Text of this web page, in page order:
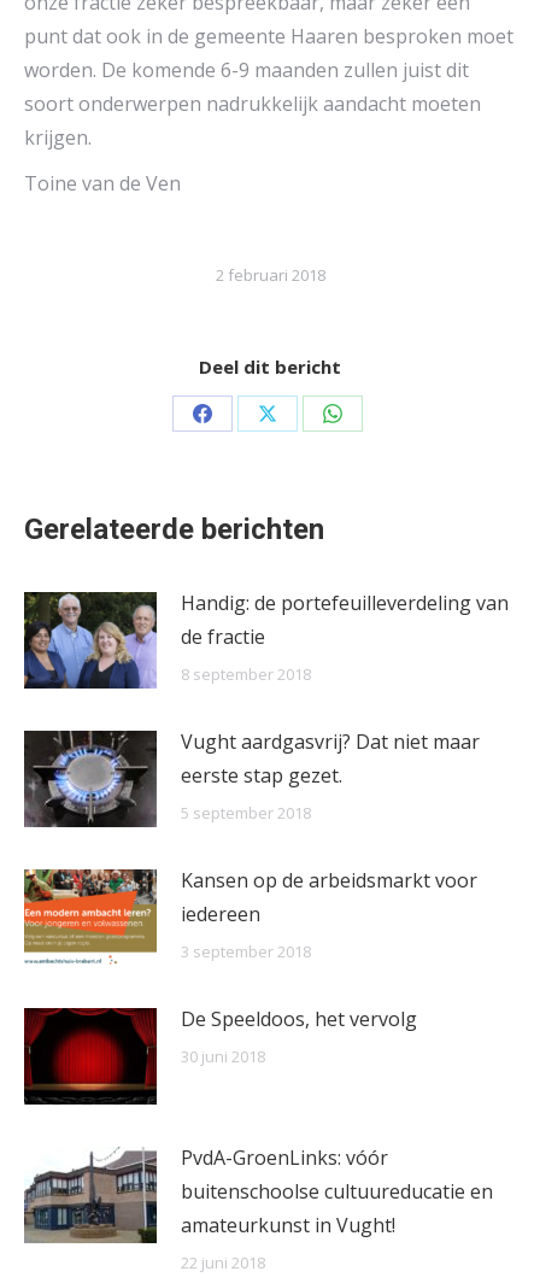
punt dat ook in de gemeente Haaren besproken moet
worden. De komende 6-9 maanden zullen juist dit
soort onderwerpen nadrukkelijk aandacht moeten
krijgen.
Toine van de Ven
2 februari 2018
Deel dit bericht
Share Share Share
Gerelateerde berichten
Handig: de portefeuilleverdeling van
de fractie
8 september 2018
Vught aardgasvrij? Dat niet maar
eerste stap gezet.
5 september 2018
Kansen op de arbeidsmarkt voor
iedereen
3 september 2018
De Speeldoos, het vervolg
30 juni 2018
PvdA-GroenLinks: vóór
buitenschoolse cultuureducatie en
amateurkunst in Vught!
22 juni 2018